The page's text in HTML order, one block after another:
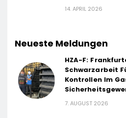
14. APRIL 2026
Neueste Meldungen
HZA-F:
Schwarzarbeit
Kontrollen Im
7. AUGUST 2026